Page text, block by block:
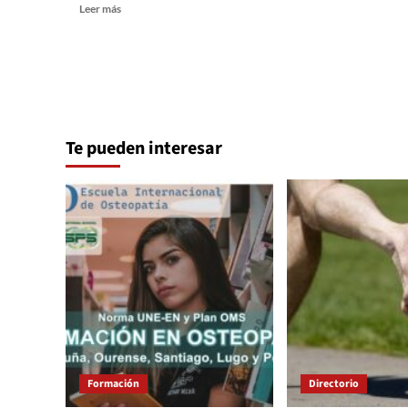
Leer másLeer
Norma
EN
16686
en
Te pueden interesar
Formación Directorio